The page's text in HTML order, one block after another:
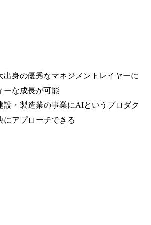
出身の優秀なマネジメントレイヤーに
ーな成長が可能
設・製造業の事業にAIというプロダク
にアプローチできる